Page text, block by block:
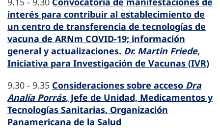
interés para contribuir al establecimiento de
un centro de transferencia de tecnologías de
vacuna de ARNm COVID-19; información
general y actualizaciones. Dr. Martin Friede,
Iniciativa para Investigación de Vacunas (IVR)
9.30 - 9.35 Consideraciones sobre acceso Dra
Analía Porrás, Jefe de Unidad, Medicamentos y
Tecnologías Sanitarias, Organización
Panamericana de la Salud